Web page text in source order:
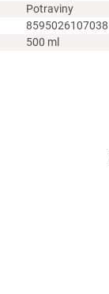
Potraviny
8595026107038
500 ml